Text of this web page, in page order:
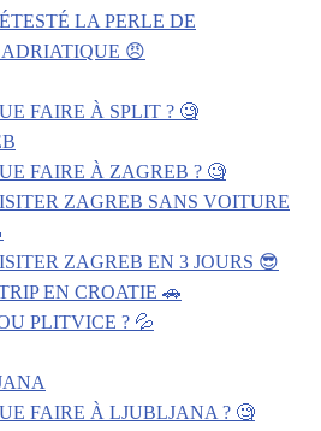
LA PERLE DE
😠
FAIRE À SPLIT ? 🧐
FAIRE À ZAGREB ? 🧐
ZAGREB SANS VOITURE
ZAGREB EN 3 JOURS 😎
EN CROATIE 🚗
PLITVICE ? 💦
FAIRE À LJUBLJANA ? 🧐